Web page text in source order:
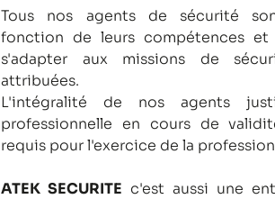
Tous nos agents de sécurité
fonction de leurs compétences
s'adapter aux missions de
attribuées.
L'intégralité de nos agents
professionnelle en cours de
requis pour l'exercice de la
ATEK SECURITE c'est aussi une